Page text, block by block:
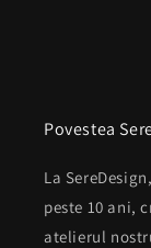
Povestea
La
peste 10 ani,
atelierul